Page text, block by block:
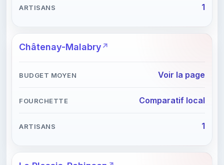
1
Châtenay-Malabry
Voir la page
Comparatif local
1